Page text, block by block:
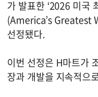
가 발표한 ‘2026 미국
(America’s Greatest
선정됐다.
이번 선정은 H마트가
장과 개발을 지속적으